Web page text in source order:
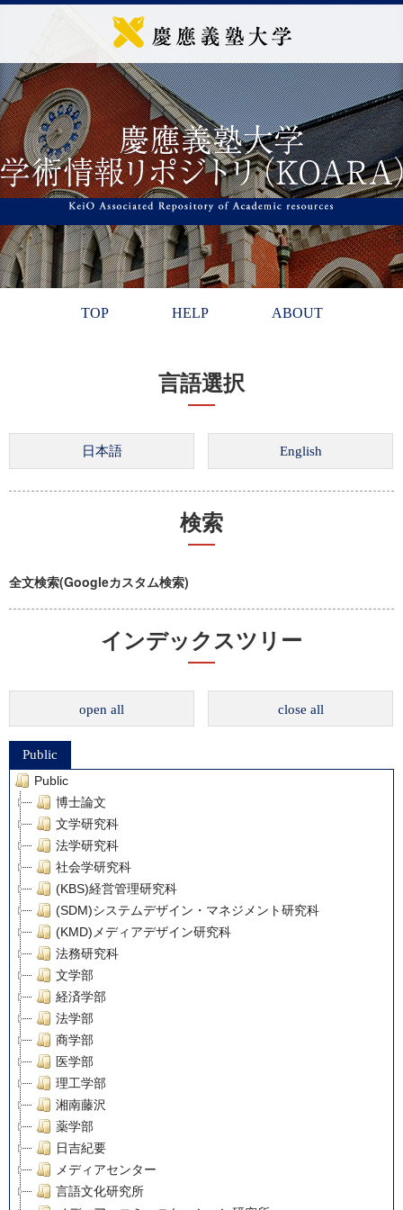
TOP HELP ABOUT
言語選択
検索
全文検索(Googleカスタム検索)
インデックスツリー
open all close all
Public
Public
博士論文
文学研究科
法学研究科
社会学研究科
(KBS)経営管理研究科
(SDM)システムデザイン・マネジメント研究科
(KMD)メディアデザイン研究科
法務研究科
文学部
経済学部
法学部
商学部
医学部
理工学部
湘南藤沢
薬学部
日吉紀要
メディアセンター
言語文化研究所